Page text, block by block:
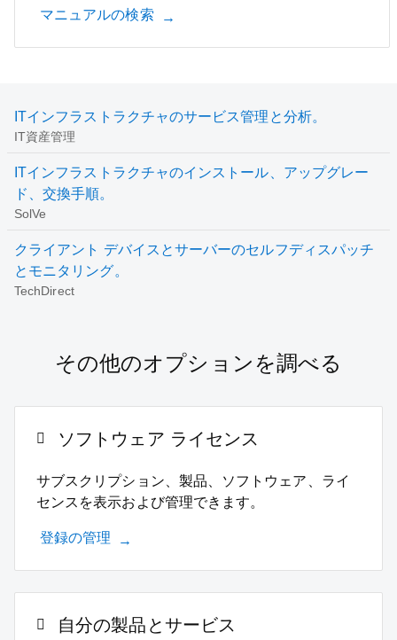
マニュアルの検索
ITインフラストラクチャのサービス管理と分析。
IT資産管理
ITインフラストラクチャのインストール、アップグレー
ド、交換手順。
SolVe
クライアント デバイスとサーバーのセルフディスパッチ
とモニタリング。
TechDirect
その他のオプションを調べる
ソフトウェア ライセンス
サブスクリプション、製品、ソフトウェア、ライ
センスを表示および管理できます。
登録の管理
自分の製品とサービス